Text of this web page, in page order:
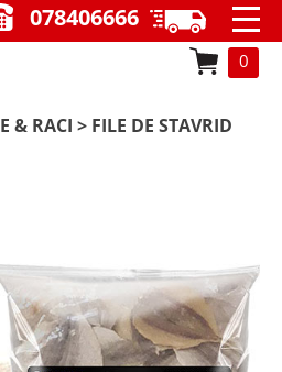
078406666
0
& RACI > FILE DE STAVRID